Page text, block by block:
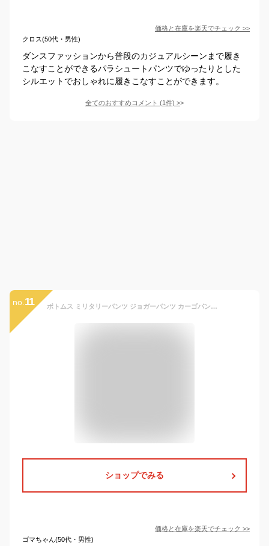
価格と在庫を楽天でチェック >>
クロス(50代・男性)
ダンスファッションから普段のカジュアルシーンまで履き
こなすことができるパラシュートパンツでゆったりとした
シルエットでおしゃれに履きこなすことができます。
全てのおすすめコメント (1件) >
no. 11 ボトムス ミリタリーパンツ ジョガーパンツ カーゴパンツ ルーズ ズボン ゆるめ かっこいい 韓国ファッション ストレートパンツ マニッシュ レディース ダンス パラシュートパンツ ストリート オールシーズン ヒップホップ
ショップでみる
価格と在庫を楽天でチェック >>
ゴマちゃん(50代・男性)